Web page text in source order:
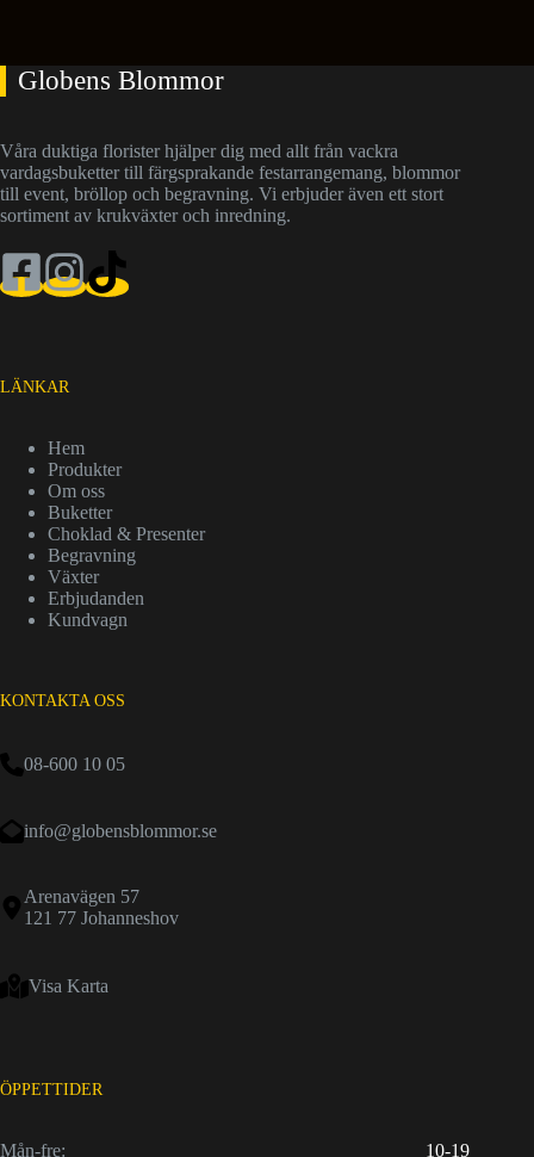
Globens Blommor
Våra duktiga florister hjälper dig med allt från vackra
vardagsbuketter till färgsprakande festarrangemang, blommor
till event, bröllop och begravning. Vi erbjuder även ett stort
sortiment av krukväxter och inredning.
LÄNKAR
Hem
Produkter
Om oss
Buketter
Choklad & Presenter
Begravning
Växter
Erbjudanden
Kundvagn
KONTAKTA OSS
08-600 10 05
info@globensblommor.se
Arenavägen 57
121 77 Johanneshov
Visa Karta
ÖPPETTIDER
Mån-fre: 10-19